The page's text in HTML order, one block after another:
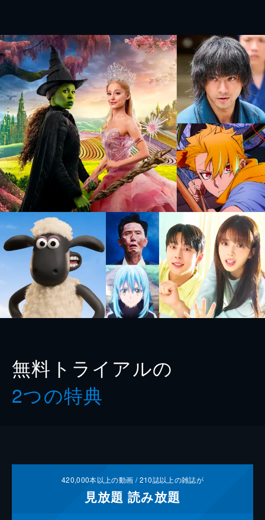
無料トライアルの
2つの特典
420,000本以上の動画 /210誌以上の雑誌が
見放題 読み放題